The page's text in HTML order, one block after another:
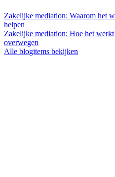
Zakelijke mediation: Waarom het
helpen
Zakelijke mediation: Hoe het
overwegen
Alle blogitems bekijken